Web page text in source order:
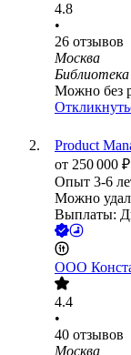
4.8
•
26 отзывов
Москва
Можно без
Product
от 250 000 ₽
Опыт 3-6
Можно
Выплаты:
ООО
4.4
•
40 отзывов
Москва